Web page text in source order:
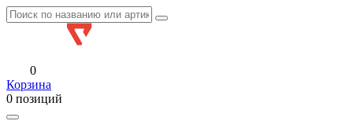
0
Корзина
0 позиций